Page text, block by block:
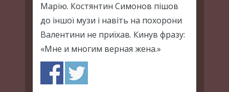
Марію. Костянтин Симонов пішов
до іншої музи і навіть на похорони
Валентини не приїхав. Кинув фразу:
«Мне и многим верная жена.»